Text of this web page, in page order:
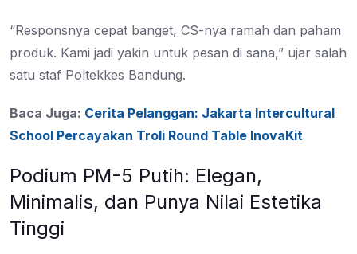
“Responsnya cepat banget, CS-nya ramah dan paham
produk. Kami jadi yakin untuk pesan di sana,” ujar salah
satu staf Poltekkes Bandung.
Baca Juga: Cerita Pelanggan: Jakarta Intercultural
School Percayakan Troli Round Table InovaKit
Podium PM-5 Putih: Elegan,
Minimalis, dan Punya Nilai Estetika
Tinggi